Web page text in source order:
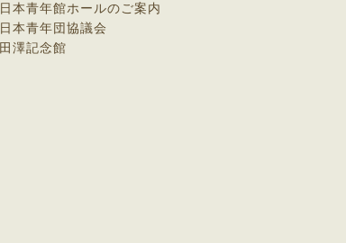
日本青年館ホールのご案内
日本青年団協議会
田澤記念館